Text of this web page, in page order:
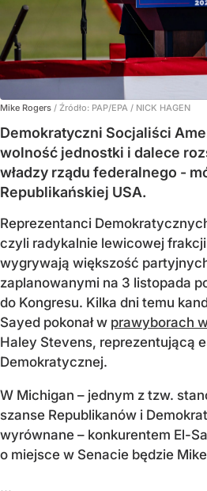
Mike Rogers / Źródło: PAP/EPA / NICK HAGEN
Demokratyczni Socjaliści
wolność jednostki i dalece
władzy rządu federalnego -
Republikańskiej USA.
Reprezentanci
czyli radykalnie lewicowej
wygrywają większość
zaplanowanymi na 3 listopada
do Kongresu. Kilka dni temu
Sayed pokonał w prawyborach
Haley Stevens, reprezentującą
Demokratycznej.
W Michigan – jednym z tzw.
szanse Republikanów i
wyrównane – konkurentem El-
o miejsce w Senacie będzie
...